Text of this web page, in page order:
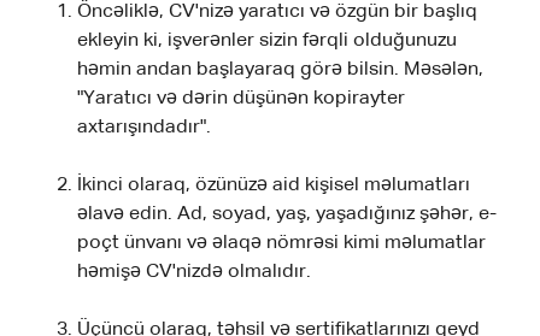
Öncəliklə, CV'nizə yaratıcı və özgün bir başlıq
ekleyin ki, işverənler sizin fərqli olduğunuzu
həmin andan başlayaraq görə bilsin. Məsələn,
"Yaratıcı və dərin düşünən kopirayter
axtarışındadır".
İkinci olaraq, özünüzə aid kişisel məlumatları
əlavə edin. Ad, soyad, yaş, yaşadığınız şəhər, e-
poçt ünvanı və əlaqə nömrəsi kimi məlumatlar
həmişə CV'nizdə olmalıdır.
Üçüncü olaraq, təhsil və sertifikatlarınızı qeyd